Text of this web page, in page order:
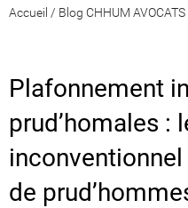
Accueil / Blog CHHUM AVOCATS
Plafonnement
prud’homales :
de